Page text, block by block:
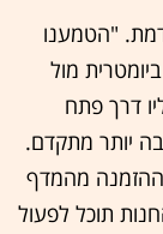
"הטמענו
מול
דרך פתח
יותר מתקדם.
ההזמנה מהמדף
תוכל לפעול